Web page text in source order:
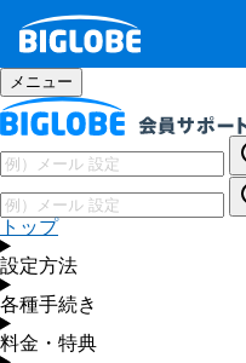
メニュー
トップ
設定方法
各種手続き
料金・特典